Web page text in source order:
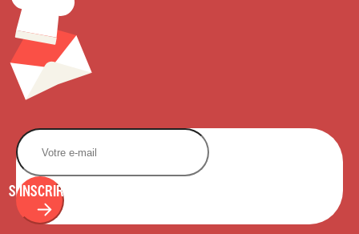
S'INSCRIRE